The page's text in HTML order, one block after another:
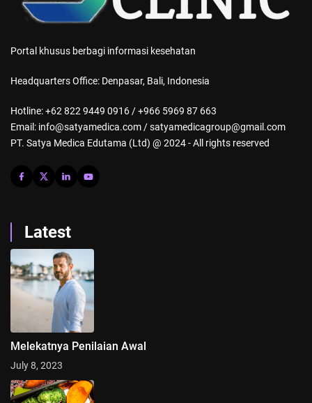
Portal khusus berbagi informasi kesehatan
Headquarters Office: Denpasar, Bali, Indonesia
Hotline: +62 822 9449 0916 / +966 5969 87 663
Email: info@satyamedica.com / satyamedicagroup@gmail.com
PT. Satya Medica Edutama (Ltd) @ 2024 - All rights reserved
Latest
Melekatnya Penilaian Awal
July 8, 2023